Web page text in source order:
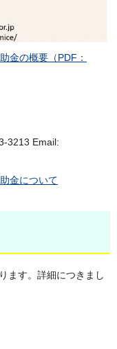
金の概要 （PDF：
3213 Email:
金について
ます。詳細につきまし